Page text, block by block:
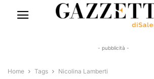
- pubblicità -
Home Tags Nicolina Lamberti